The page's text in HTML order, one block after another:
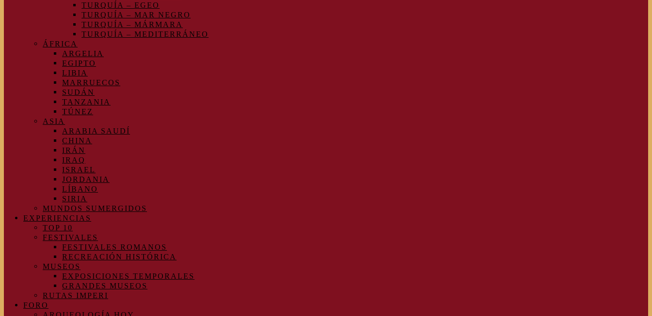
TURQUÍA – EGEO
TURQUÍA – MAR NEGRO
TURQUÍA – MÁRMARA
TURQUÍA – MEDITERRÁNEO
ÁFRICA
ARGELIA
EGIPTO
LIBIA
MARRUECOS
SUDÁN
TANZANIA
TÚNEZ
ASIA
ARABIA SAUDÍ
CHINA
IRÁN
IRAQ
ISRAEL
JORDANIA
LÍBANO
SIRIA
MUNDOS SUMERGIDOS
EXPERIENCIAS
TOP 10
FESTIVALES
FESTIVALES ROMANOS
RECREACIÓN HISTÓRICA
MUSEOS
EXPOSICIONES TEMPORALES
GRANDES MUSEOS
RUTAS IMPERI
FORO